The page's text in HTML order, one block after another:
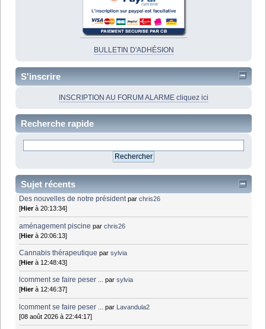
BULLETIN D'ADHÉSION
S'inscrire
INSCRIPTION AU FORUM ALARME cliquez ici
Recherche rapide
Sujet récents
Des nouvelles de notre président parchris26
[Hierà 20:13:34]
aménagement piscine parchris26
[Hierà 20:06:13]
Cannabis thérapeutique parsylvia
[Hierà 12:48:43]
lcomment se faire peser ... parsylvia
[Hierà 12:46:37]
lcomment se faire peser ... par Lavandula2
[08 août 2026 à 22:44:17]